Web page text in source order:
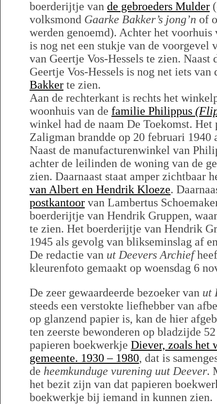
boerderijtje van de gebroeders Mulder
volksmond Gaarke Bakker’s jong’n of
werden genoemd). Achter het voorhuis
is nog net een stukje van de voorgevel
van Geertje Vos-Hessels te zien.
Geertje Vos-Hessels is nog net iets van
Bakker te zien.
Aan de rechterkant is rechts het
woonhuis van de familie Philippus
winkel had de naam De Toekomst.
Zaligman brandde op 20 februari 1940
Naast de manufacturenwinkel van
achter de leilinden de woning van de
zien. Daarnaast staat amper zichtbaar
van Albert en Hendrik Kloeze.
postkantoor van Lambertus
boerderijtje van Hendrik Gruppen,
te zien. Het boerderijtje van Hendrik
1945 als gevolg van blikseminslag af
De redactie van ut Deevers Archief
kleurenfoto gemaakt op woensdag 6
De zeer gewaardeerde bezoeker van ut
steeds een verstokte liefhebber van
op glanzend papier is, kan de hier
ten zeerste bewonderen op bladzijde
papieren boekwerkje Diever, zoals het
gemeente. 1930 – 1980, dat is
de heemkunduge vurening uut Deever.
het bezit zijn van dat papieren
boekwerkje bij iemand in kunnen zien.